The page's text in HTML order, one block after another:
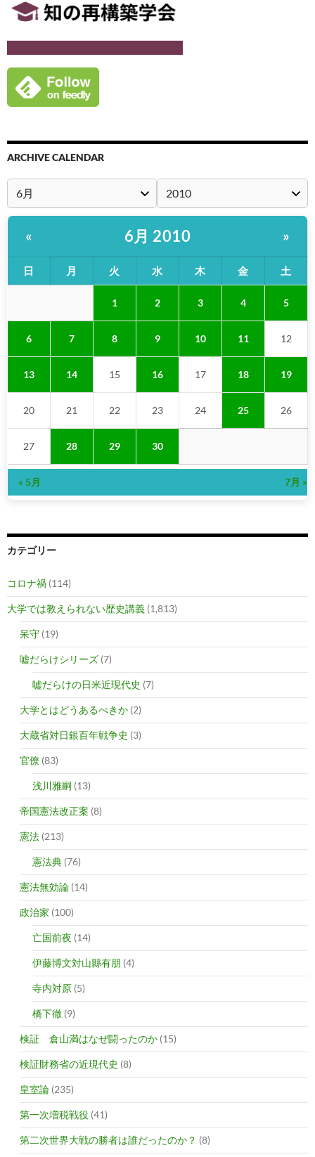
ARCHIVE CALENDAR
« 6月 2010 »
日 月 火 水 木 金 土
1 2 3 4 5
6 7 8 9 10 11 12
13 14 15 16 17 18 19
20 21 22 23 24 25 26
27 28 29 30
« 5月 7月 »
カテゴリー
コロナ禍 (114)
大学では教えられない歴史講義 (1,813)
呆守 (19)
嘘だらけシリーズ (7)
嘘だらけの日米近現代史 (7)
大学とはどうあるべきか (2)
大蔵省対日銀百年戦争史 (3)
官僚 (83)
浅川雅嗣 (13)
帝国憲法改正案 (8)
憲法 (213)
憲法典 (76)
憲法無効論 (14)
政治家 (100)
亡国前夜 (14)
伊藤博文対山縣有朋 (4)
寺内対原 (5)
橋下徹 (9)
検証 倉山満はなぜ闘ったのか (15)
検証財務省の近現代史 (8)
皇室論 (235)
第一次増税戦役 (41)
第二次世界大戦の勝者は誰だったのか？ (8)